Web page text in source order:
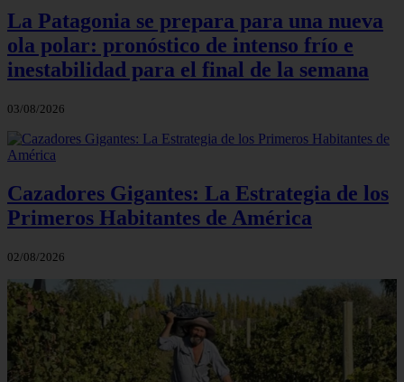
La Patagonia se prepara para una nueva
ola polar: pronóstico de intenso frío e
inestabilidad para el final de la semana
03/08/2026
Cazadores Gigantes: La Estrategia de los
Primeros Habitantes de América
02/08/2026